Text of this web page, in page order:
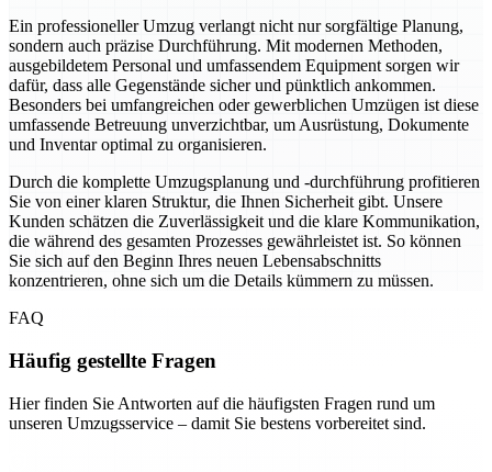
Ein professioneller Umzug verlangt nicht nur sorgfältige Planung,
sondern auch präzise Durchführung. Mit modernen Methoden,
ausgebildetem Personal und umfassendem Equipment sorgen wir
dafür, dass alle Gegenstände sicher und pünktlich ankommen.
Besonders bei umfangreichen oder gewerblichen Umzügen ist diese
umfassende Betreuung unverzichtbar, um Ausrüstung, Dokumente
und Inventar optimal zu organisieren.
Durch die komplette Umzugsplanung und -durchführung profitieren
Sie von einer klaren Struktur, die Ihnen Sicherheit gibt. Unsere
Kunden schätzen die Zuverlässigkeit und die klare Kommunikation,
die während des gesamten Prozesses gewährleistet ist. So können
Sie sich auf den Beginn Ihres neuen Lebensabschnitts
konzentrieren, ohne sich um die Details kümmern zu müssen.
FAQ
Häufig gestellte Fragen
Hier finden Sie Antworten auf die häufigsten Fragen rund um
unseren Umzugsservice – damit Sie bestens vorbereitet sind.